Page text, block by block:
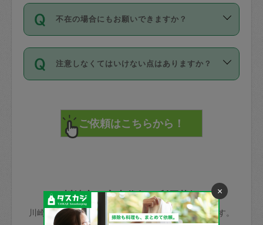
を依頼してください。
参考
【詳細】タスカジさんの登録に際
写真を撮り、
詳細FAQ：
損害賠償保険について教えて
1. 直前キャンセル（定期、スポット契約
共通）
72時間を超える※と、以下のキャンセル
料が発生します。
直前キャンセル料：
72時間前〜24時間前＝依頼料金の50%
依頼者不在による当日キャンセル＝依頼
金額の100%＋交通費全額
「お試し利用」というメニューはありま
せんが、「一回のみ」依頼を活用するこ
とによって、気に入ったタスカジさんを
まず、条件の合う気になるタスカジさ
みてください。
その後、一番気に入ったタスカジさんに
不在の場合にもお願いできますか？
不在の場合の作業はタスカジさんの同意
が必要です。数回の依頼ののち、タスカ
ジさんと依頼者の間で十分な信頼関係が
てください。
不在時に部屋に入るためにタスカジさん
きた場合は損害保険の対象外となるので
ご注意ください。
注意しなくてはいけない点はありますか？
で、必ず鍵のかかるロッカーや金庫に入
れて依頼者の責任の元管理するよう心掛
けてください。
玉、など
あわせてこちらも参照ください：初めて
川崎市の家事代行ご利用状況
川崎市のタスカジの利用データを元に掲載しています。
×